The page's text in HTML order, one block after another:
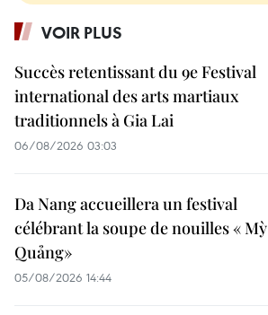
VOIR PLUS
Succès retentissant du 9e Festival
international des arts martiaux
traditionnels à Gia Lai
06/08/2026 03:03
Da Nang accueillera un festival
célébrant la soupe de nouilles « Mỳ
Quảng»
05/08/2026 14:44